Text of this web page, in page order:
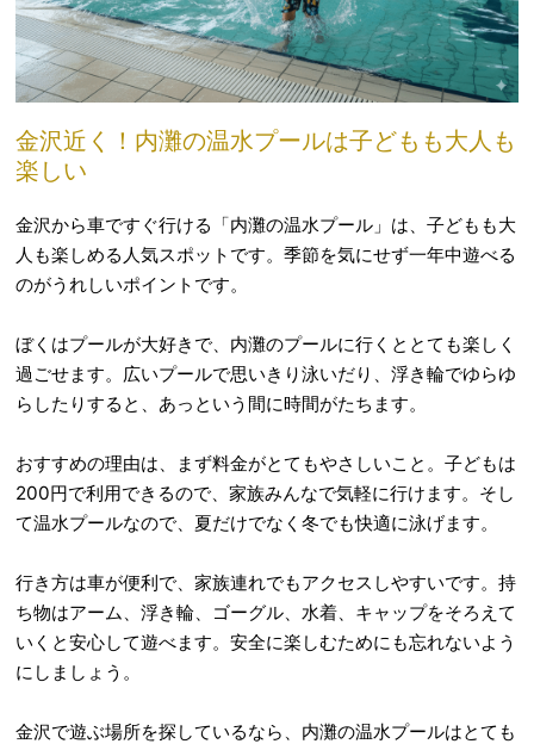
金沢近く！内灘の温水プールは子どもも大人も
楽しい
金沢から車ですぐ行ける「内灘の温水プール」は、子どもも大
人も楽しめる人気スポットです。季節を気にせず一年中遊べる
のがうれしいポイントです。
ぼくはプールが大好きで、内灘のプールに行くととても楽しく
過ごせます。広いプールで思いきり泳いだり、浮き輪でゆらゆ
らしたりすると、あっという間に時間がたちます。
おすすめの理由は、まず料金がとてもやさしいこと。子どもは
200円で利用できるので、家族みんなで気軽に行けます。そし
て温水プールなので、夏だけでなく冬でも快適に泳げます。
行き方は車が便利で、家族連れでもアクセスしやすいです。持
ち物はアーム、浮き輪、ゴーグル、水着、キャップをそろえて
いくと安心して遊べます。安全に楽しむためにも忘れないよう
にしましょう。
金沢で遊ぶ場所を探しているなら、内灘の温水プールはとても